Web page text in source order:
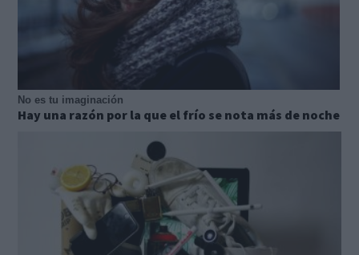
No es tu imaginación
Hay una razón por la que el frío se nota más de noche